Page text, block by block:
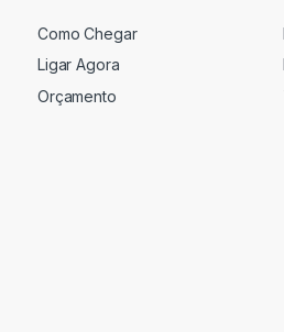
Como Chegar
Ligar Agora
Orçamento